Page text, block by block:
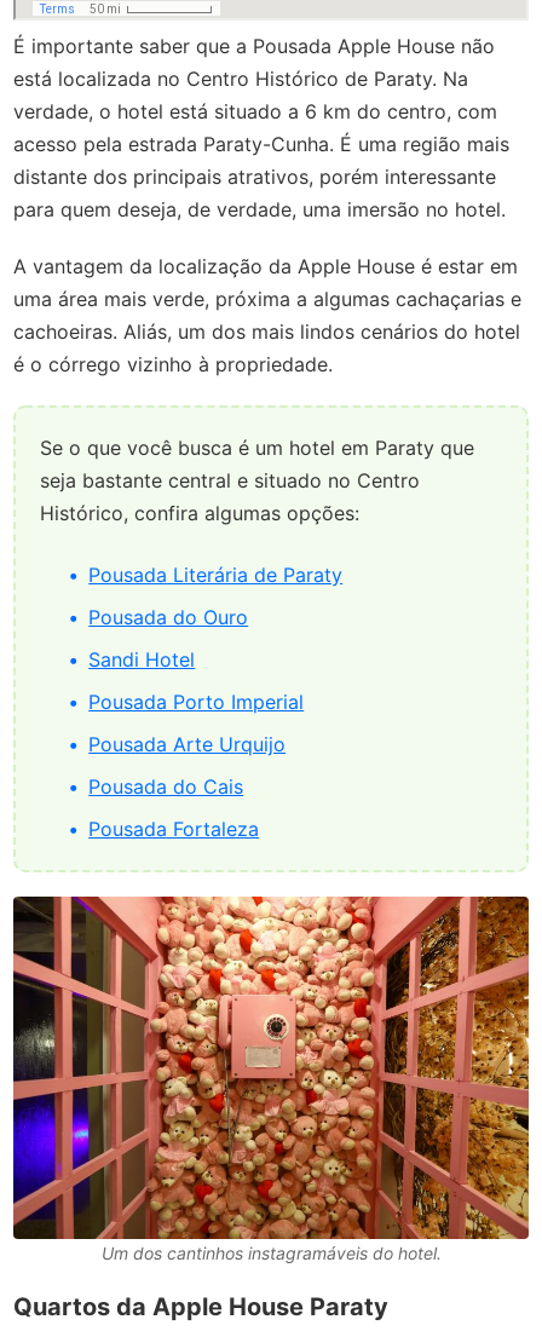
É importante saber que a Pousada Apple House não
está localizada no Centro Histórico de Paraty. Na
verdade, o hotel está situado a 6 km do centro, com
acesso pela estrada Paraty-Cunha. É uma região mais
distante dos principais atrativos, porém interessante
para quem deseja, de verdade, uma imersão no hotel.
A vantagem da localização da Apple House é estar em
uma área mais verde, próxima a algumas cachaçarias e
cachoeiras. Aliás, um dos mais lindos cenários do hotel
é o córrego vizinho à propriedade.
Se o que você busca é um hotel em Paraty que
seja bastante central e situado no Centro
Histórico, confira algumas opções:
Pousada Literária de Paraty
Pousada do Ouro
Sandi Hotel
Pousada Porto Imperial
Pousada Arte Urquijo
Pousada do Cais
Pousada Fortaleza
Um dos cantinhos instagramáveis do hotel.
Quartos da Apple House Paraty